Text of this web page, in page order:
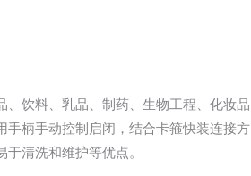
饮料、乳品、制药、生物工程、化妆品
柄手动控制启闭，结合卡箍快装连接方
清洗和维护等优点。